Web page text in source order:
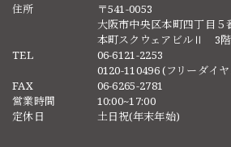
住所
〒541-0053
大阪市中央区本町四丁目５
本町スクウェアビルⅡ 3階
TEL
06-6121-2253
0120-110496 (フリーダイ
FAX
06-6265-2781
営業時間
10:00~17:00
定休日
土日祝(年末年始)